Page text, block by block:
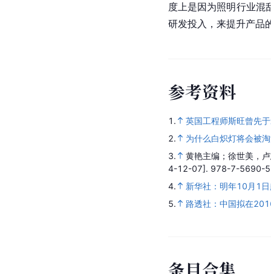
度上是因为照明行业混
研发投入，来提升产品
参考资料
1.
英国工程师斯旺曾先
2.
为什么白炽灯将会被
3.
黄艳主编；徐世美，
4-12-07]. 978-7-5690-
4.
新华社：明年10月1
5.
路透社：中国拟在